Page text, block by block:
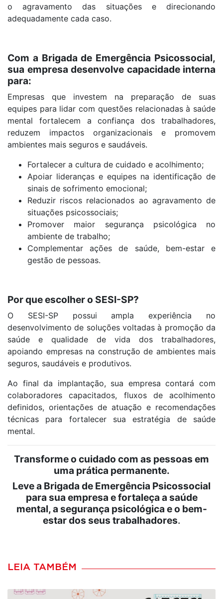
o agravamento das situações e direcionando
adequadamente cada caso.
Com a Brigada de Emergência Psicossocial,
sua empresa desenvolve capacidade interna
para:
Empresas que investem na preparação de suas
equipes para lidar com questões relacionadas à saúde
mental fortalecem a confiança dos trabalhadores,
reduzem impactos organizacionais e promovem
ambientes mais seguros e saudáveis.
Fortalecer a cultura de cuidado e acolhimento;
Apoiar lideranças e equipes na identificação de
sinais de sofrimento emocional;
Reduzir riscos relacionados ao agravamento de
situações psicossociais;
Promover maior segurança psicológica no
ambiente de trabalho;
Complementar ações de saúde, bem-estar e
gestão de pessoas.
Por que escolher o SESI-SP?
O SESI-SP possui ampla experiência no
desenvolvimento de soluções voltadas à promoção da
saúde e qualidade de vida dos trabalhadores,
apoiando empresas na construção de ambientes mais
seguros, saudáveis e produtivos.
Ao final da implantação, sua empresa contará com
colaboradores capacitados, fluxos de acolhimento
definidos, orientações de atuação e recomendações
técnicas para fortalecer sua estratégia de saúde
mental.
Transforme o cuidado com as pessoas em
uma prática permanente.
Leve a Brigada de Emergência Psicossocial
para sua empresa e fortaleça a saúde
mental, a segurança psicológica e o bem-
estar dos seus trabalhadores.
LEIA TAMBÉM